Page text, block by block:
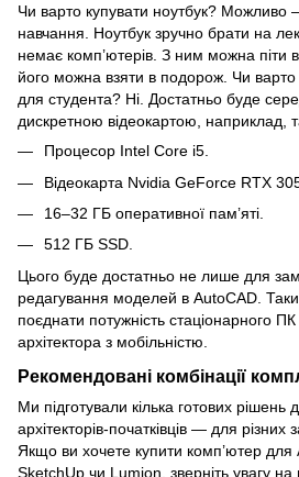
Чи варто купувати ноутбук? Можливо
навчання. Ноутбук зручно брати на
немає комп’ютерів. З ним можна піти в
його можна взяти в подорож. Чи варто
для студента? Ні. Достатньо буде
дискретною відеокартою, наприклад,
Процесор Intel Core i5.
Відеокарта Nvidia GeForce RTX
16–32 ГБ оперативної пам’яті.
512 ГБ SSD.
Цього буде достатньо не лише для
редагування моделей в AutoCAD.
поєднати потужність стаціонарного
архітектора з мобільністю.
Рекомендовані комбінації
Ми підготували кілька готових рішень
архітекторів-початківців — для різних
Якщо ви хочете купити комп’ютер для
SketchUp чи Lumion, зверніть увагу на